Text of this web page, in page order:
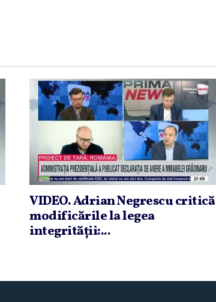
VIDEO. Adrian Negrescu critică
modificările la legea
integrităţii:...